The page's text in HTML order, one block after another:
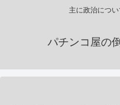
主に政治につ
パチンコ屋の